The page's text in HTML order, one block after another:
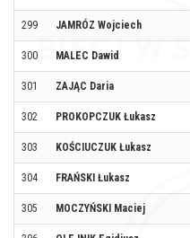
299 JAMRÓZ Wojciech
300 MALEC Dawid
301 ZAJĄC Daria
302 PROKOPCZUK Łukasz
303 KOŚCIUCZUK Łukasz
304 FRAŃSKI Łukasz
305 MOCZYŃSKI Maciej